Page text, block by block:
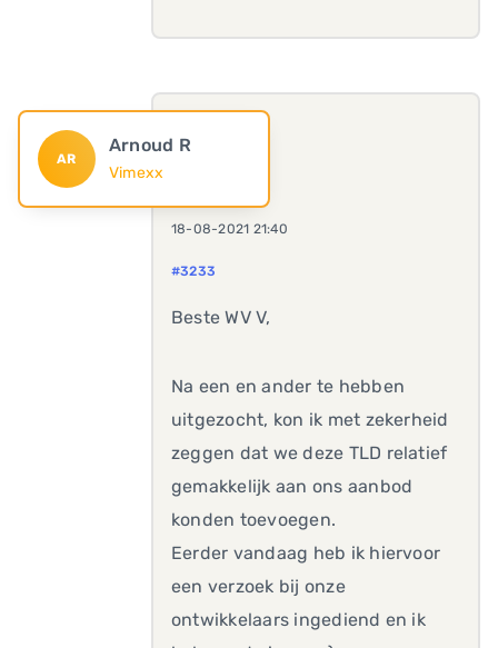
AR
Arnoud R
Vimexx
18-08-2021 21:40
#3233
Beste WV V,
Na een en ander te hebben
uitgezocht, kon ik met zekerheid
zeggen dat we deze TLD relatief
gemakkelijk aan ons aanbod
konden toevoegen.
Eerder vandaag heb ik hiervoor
een verzoek bij onze
ontwikkelaars ingediend en ik